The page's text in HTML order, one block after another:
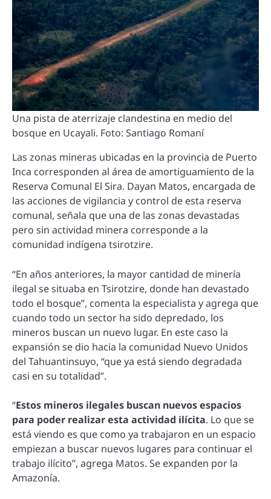
Una pista de aterrizaje clandestina en medio del
bosque en Ucayali. Foto: Santiago Romaní
Las zonas mineras ubicadas en la provincia de Puerto
Inca corresponden al área de amortiguamiento de la
Reserva Comunal El Sira. Dayan Matos, encargada de
las acciones de vigilancia y control de esta reserva
comunal, señala que una de las zonas devastadas
pero sin actividad minera corresponde a la
comunidad indígena tsirotzire.
“En años anteriores, la mayor cantidad de minería
ilegal se situaba en Tsirotzire, donde han devastado
todo el bosque”, comenta la especialista y agrega que
cuando todo un sector ha sido depredado, los
mineros buscan un nuevo lugar. En este caso la
expansión se dio hacia la comunidad Nuevo Unidos
del Tahuantinsuyo, “que ya está siendo degradada
casi en su totalidad”.
“Estos mineros ilegales buscan nuevos espacios
para poder realizar esta actividad ilícita. Lo que se
está viendo es que como ya trabajaron en un espacio
empiezan a buscar nuevos lugares para continuar el
trabajo ilícito”, agrega Matos. Se expanden por la
Amazonía.